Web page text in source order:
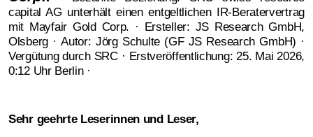
capital AG unterhält einen entgeltlichen IR-Beratervertrag
mit Mayfair Gold Corp. · Ersteller: JS Research GmbH,
Olsberg · Autor: Jörg Schulte (GF JS Research GmbH) ·
Vergütung durch SRC · Erstveröffentlichung: 25. Mai 2026,
0:12 Uhr Berlin ·
Sehr geehrte Leserinnen und Leser,